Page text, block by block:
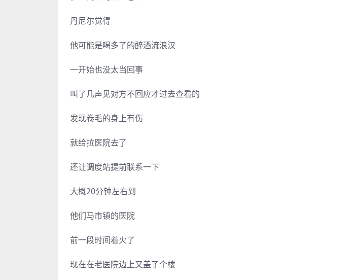
丹尼尔觉得
他可能是喝多了的醉酒流浪汉
一开始也没太当回事
叫了几声见对方不回应才过去查看的
发现卷毛的身上有伤
就给拉医院去了
还让调度站提前联系一下
大概20分钟左右到
他们马市镇的医院
前一段时间着火了
现在在老医院边上又盖了个楼